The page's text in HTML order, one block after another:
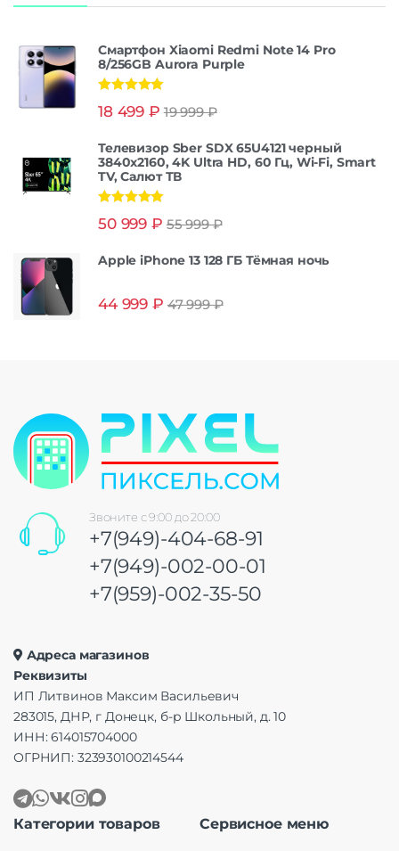
Смартфон Xiaomi Redmi Note 14 Pro
8/256GB Aurora Purple
из 5
18 499 ₽ 19 999₽
Телевизор Sber SDX 65U4121 черный
3840x2160, 4K Ultra HD, 60 Гц, Wi-Fi, Smart
TV, Салют ТВ
из 5
50 999 ₽ 55 999₽
Apple iPhone 13 128 ГБ Тёмная ночь
44 999 ₽ 47 999₽
Звоните с 9:00 до 20:00
+7(949)-404-68-91
+7(949)-002-00-01
+7(959)-002-35-50
Адреса магазинов
Реквизиты
ИП Литвинов Максим Васильевич
283015, ДНР, г Донецк, б-р Школьный, д. 10
ИНН: 614015704000
ОГРНИП: 323930100214544
Категории товаров Сервисное меню